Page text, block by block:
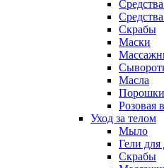
Скрабы
Маски
Масла
Порошки
Розовая
Уход за телом
Мыло
Гели для
Скрабы